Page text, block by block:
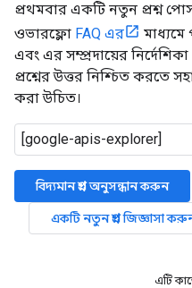
প্রথমবার একটি নতুন প্রশ্ন
ওভারফ্লো FAQ এর
এবং এর সম্প্রদায়ের
প্রশ্নের উত্তর নিশ্চিত
করা উচিত।
বিদ্যমান প্রশ্ন অনুসন্ধান করুন
একটি নতুন প্রশ্ন জিজ্ঞাসা
এটি